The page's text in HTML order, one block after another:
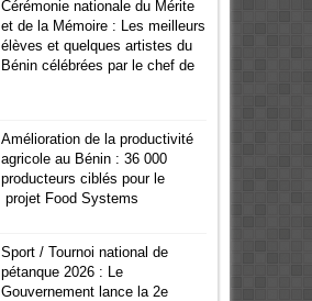
Cérémonie nationale du Mérite
et de la Mémoire : Les meilleurs
élèves et quelques artistes du
Bénin célébrées par le chef de
Amélioration de la productivité
agricole au Bénin : 36 000
producteurs ciblés pour le
projet Food Systems
Sport / Tournoi national de
pétanque 2026 : Le
Gouvernement lance la 2e